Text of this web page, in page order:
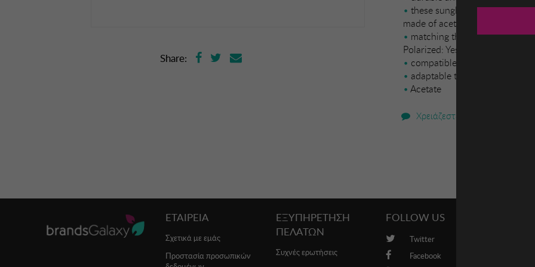
Share:
these sunglasses offer
made of acetate
matching the frame material.
Polarized: Yes. - Progression: Yes
compatible with progressive
adaptable to your visual
Acetate
Χρειάζεστε βοήθεια;
ΕΤΑΙΡΕΙΑ
Σχετικά με εμάς
Προστασία προσωπικών
ΕΞΥΠΗΡΕΤΗΣΗ
ΠΕΛΑΤΩΝ
Συχνές ερωτήσεις
FOLLOW US
Twitter
Facebook